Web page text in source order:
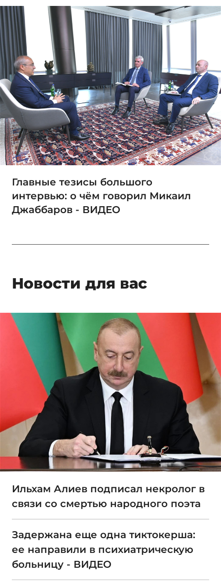
Главные тезисы большого
интервью: о чём говорил Микаил
Джаббаров - ВИДЕО
Новости для вас
Ильхам Алиев подписал некролог в
связи со смертью народного поэта
Задержана еще одна тиктокерша:
ее направили в психиатрическую
больницу - ВИДЕО